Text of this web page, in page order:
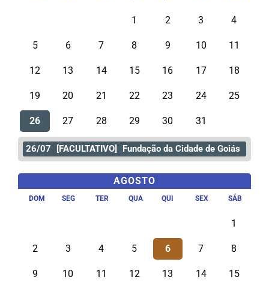
1 2 3 4
5 6 7 8 9 10 11
12 13 14 15 16 17 18
19 20 21 22 23 24 25
26 27 28 29 30 31
26/07 [FACULTATIVO] Fundação da Cidade de Goiás
AGOSTO
DOM SEG TER QUA QUI SEX SÁB
1
2 3 4 5 6 7 8
9 10 11 12 13 14 15